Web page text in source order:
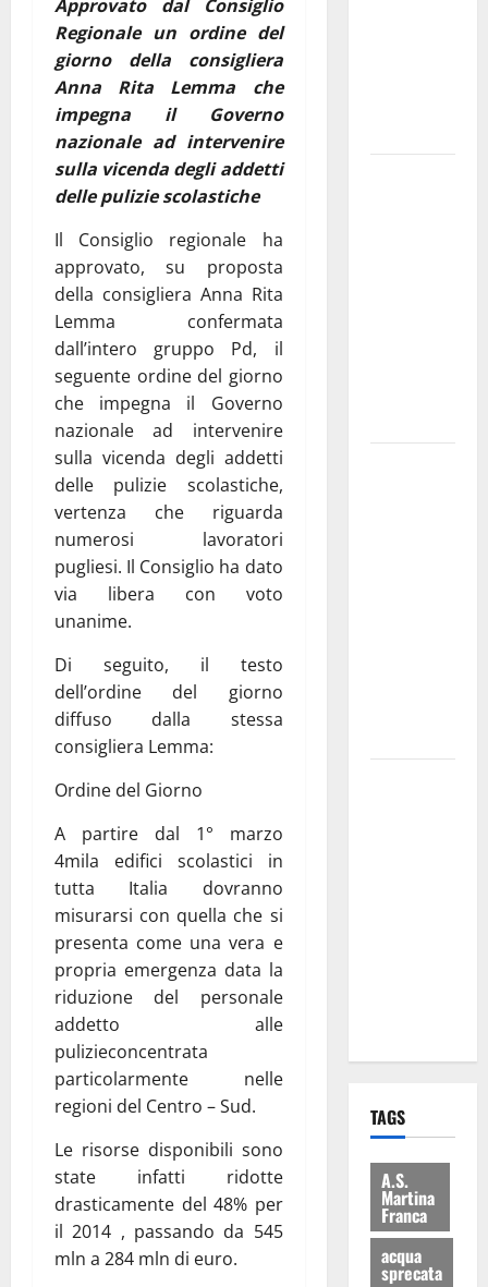
Approvato dal Consiglio
Regionale un ordine del
giorno della consigliera
Anna Rita Lemma che
impegna il Governo
nazionale ad intervenire
sulla vicenda degli addetti
delle pulizie scolastiche
Il Consiglio regionale ha
approvato, su proposta
della consigliera Anna Rita
Lemma confermata
dall’intero gruppo Pd, il
seguente ordine del giorno
che impegna il Governo
nazionale ad intervenire
sulla vicenda degli addetti
delle pulizie scolastiche,
vertenza che riguarda
numerosi lavoratori
pugliesi. Il Consiglio ha dato
via libera con voto
unanime.
Di seguito, il testo
dell’ordine del giorno
diffuso dalla stessa
consigliera Lemma:
Ordine del Giorno
A partire dal 1° marzo
4mila edifici scolastici in
tutta Italia dovranno
misurarsi con quella che si
presenta come una vera e
propria emergenza data la
riduzione del personale
addetto alle
pulizieconcentrata
particolarmente nelle
regioni del Centro – Sud.
Le risorse disponibili sono
state infatti ridotte
drasticamente del 48% per
il 2014 , passando da 545
mln a 284 mln di euro.
TAGS
A.S.
Martina
Franca
acqua
sprecata